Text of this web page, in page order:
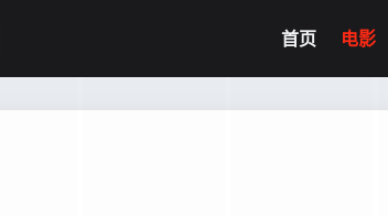
首页 电影